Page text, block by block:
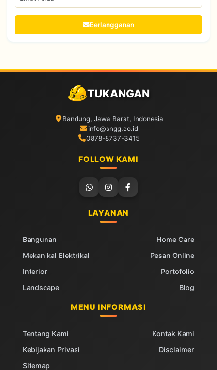
Berlangganan
TUKANGAN
Bandung, Jawa Barat, Indonesia
info@sngg.co.id
0878-8737-3415
FOLLOW KAMI
LAYANAN
Bangunan
Mekanikal Elektrikal
Interior
Landscape
Home Care
Pesan Online
Portofolio
Blog
MENU INFORMASI
Tentang Kami
Kebijakan Privasi
Sitemap
Kontak Kami
Disclaimer